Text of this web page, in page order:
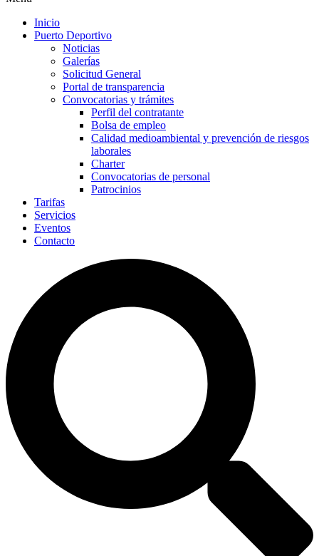
Inicio
Puerto Deportivo
Noticias
Galerías
Solicitud General
Portal de transparencia
Convocatorias y trámites
Perfil del contratante
Bolsa de empleo
Calidad medioambiental y prevención de riesgos
laborales
Charter
Convocatorias de personal
Patrocinios
Tarifas
Servicios
Eventos
Contacto